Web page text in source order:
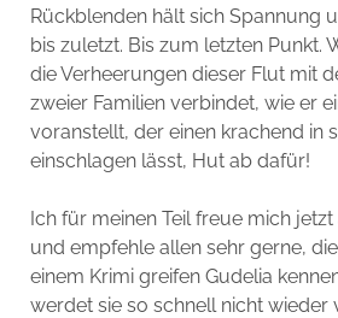
Rückblenden hält sich Spannung
bis zuletzt. Bis zum letzten Punkt.
die Verheerungen dieser Flut mit
zweier Familien verbindet, wie er
voranstellt, der einen krachend in
einschlagen lässt, Hut ab dafür!
Ich für meinen Teil freue mich
und empfehle allen sehr gerne,
einem Krimi greifen Gudelia
werdet sie so schnell nicht wieder